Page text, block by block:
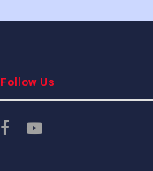
Follow Us